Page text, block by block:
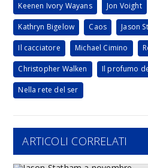
Keenen Ivory Wayans Jon Voight
Kathryn Bigelow Caos Jason
Il cacciatore Michael Cimino
Christopher Walken Il profumo
Nella rete del ser
ARTICOLI CORRELATI